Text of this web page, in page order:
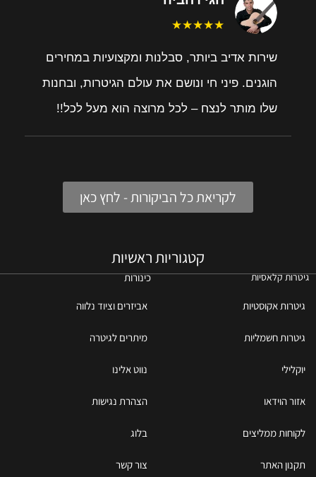
★★★★★
שירות אדיב ביותר, סבלנות ומקצועיות במחירים
הוגנים. פיני חי ונושם את עולם הגיטרות, ובחנות
שלו מותר לנצח – לכל מרוצה הוא מעל לכל!!
לקריאת כל הביקורות - לחץ כאן
קטגוריות ראשיות
גיטרות קלאסיות כינורות
גיטרות אקוסטיות אביזרים וציוד נלווה
גיטרות חשמליות מיתרים לגיטרה
יוקלילי נווט אלינו
אזור הוידאו הצהרת נגישות
לקוחות ממליצים בלוג
תקנון האתר צור קשר